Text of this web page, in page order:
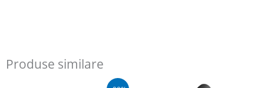
Produse similare